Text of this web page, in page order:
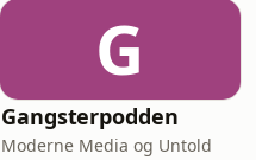
G
Gangsterpodden
Moderne Media og Untold